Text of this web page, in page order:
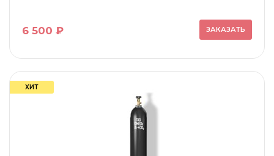
6 500 ₽ ЗАКАЗАТЬ
ХИТ